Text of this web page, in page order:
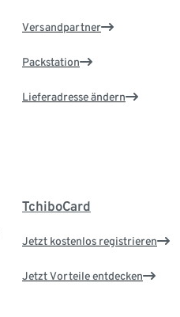
Versandpartner
Packstation
Lieferadresse ändern
TchiboCard
Jetzt kostenlos registrieren
Jetzt Vorteile entdecken